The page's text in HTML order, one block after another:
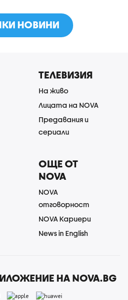
НОВИНИ
ТЕЛЕВИЗИЯ
На живо
Лицата на NOVA
Предавания и
сериали
ОЩЕ ОТ
NOVA
NOVA
отговорност
NOVA Кариери
News in English
НА NOVA.BG